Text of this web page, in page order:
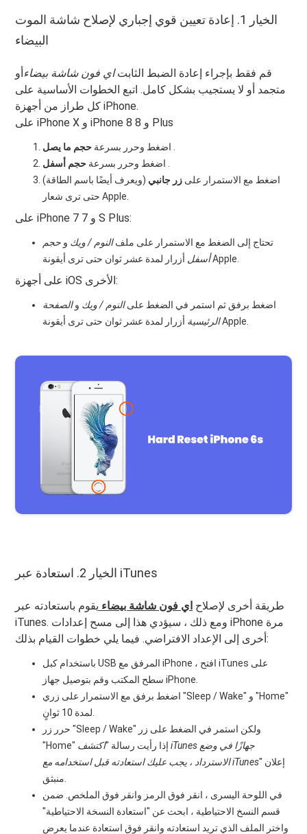
الخيار 1. إعادة تعيين قوي إجباري لإصلاح شاشة الموت
البيضاء
قم فقط بإجراء إعادة الضبط الثابتاي فون شاشة بيضاء أو
متجمد أو لا يستجيب بشكل كامل. اتبع الخطوات الأساسية على
كل طراز من أجهزة iPhone.
على iPhone X و iPhone 8 و 8 Plus
اضغط وحرر بسرعة حجم ما يصل
.
اضغط وحرر بسرعة حجم أسفل
.
اضغط مع الاستمرار على زر جانبي (ويعرف أيضًا باسم الطاقة)
حتى ترى شعار Apple.
على iPhone 7 و 7 S Plus:
تحتاج إلى الضغط مع الاستمرار على ملفالنوم / ويك و حجم
أسفلأزرار لمدة عشر ثوان حتى ترى أيقونة Apple.
على أجهزة iOS الأخرى:
اضغط برفق ثم استمر في الضغط علىالنوم / ويك والصفحة
الرئيسيةأزرار لمدة عشر ثوان حتى ترى أيقونة Apple.
الخيار 2. استعادة عبر iTunes
طريقة أخرى لإصلاح اي فون شاشة بيضاء يقوم باستعادته عبر
iTunes. ومع ذلك ، سيؤدي هذا إلى مسح إعدادات iPhone مرة
أخرى إلى الإعداد الافتراضي. فيما يلي خطوات القيام بذلك:
باستخدام كبل USB المرفق مع iPhone ، افتح iTunes على
سطح المكتب وقم بتوصيل جهاز iPhone.
اضغط برفق مع الاستمرار على زري "Sleep / Wake" و "Home"
حرر زر "Sleep / Wake" ولكن استمر في الضغط على زر
"Home" إذا رأيت رسالة "اكتشف iTunes جهازًا في وضع
الاسترداد ، يجب عليك استعادته قبل استخدامه مع iTunes" إعلان
في اللوحة اليسرى ، انقر فوق الرمز وانقر فوق الملخص. ضمن
قسم النسخ الاحتياطية ، ابحث عن "استعادة النسخة الاحتياطية"
واختر الملف الذي تريد استعادته وانقر فوق استعادة عندما يعرض